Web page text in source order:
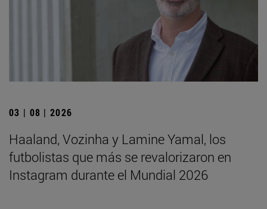
03 | 08 | 2026
Haaland, Vozinha y Lamine Yamal, los
futbolistas que más se revalorizaron en
Instagram durante el Mundial 2026